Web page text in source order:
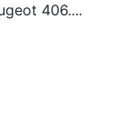
406....